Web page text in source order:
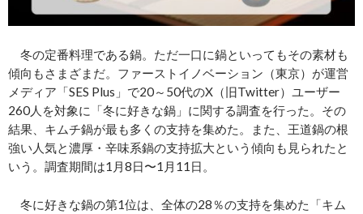
冬の定番料理である鍋。ただ一口に鍋といってもその素材も
傾向もさまざまだ。ファーストイノベーション（東京）が運営
メディア「SES Plus」で20～50代のX（旧Twitter）ユーザー
260人を対象に「冬に好きな鍋」に関する調査を行った。その
結果、キムチ鍋が最も多くの支持を集めた。また、王道鍋の根
強い人気と濃厚・辛味系鍋の支持拡大という傾向も見られたと
いう。調査期間は1月8日〜1月11日。
冬に好きな鍋の第1位は、全体の28％の支持を集めた「キム